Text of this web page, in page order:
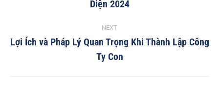
post:
Diện 2024
NEXT
Next
post:
Lợi Ích và Pháp Lý Quan Trọng Khi Thành Lập Công
Ty Con